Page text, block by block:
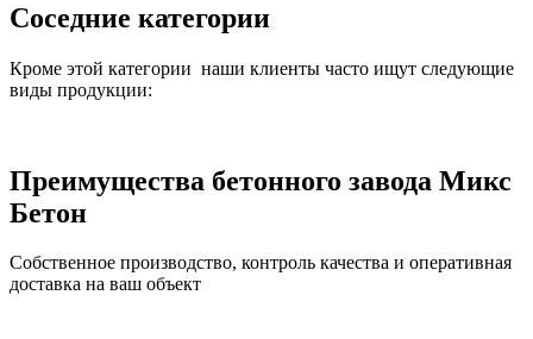
Соседние категории
Кроме этой категории наши клиенты часто ищут следующие
виды продукции:
Преимущества бетонного завода Микс
Бетон
Собственное производство, контроль качества и оперативная
доставка на ваш объект